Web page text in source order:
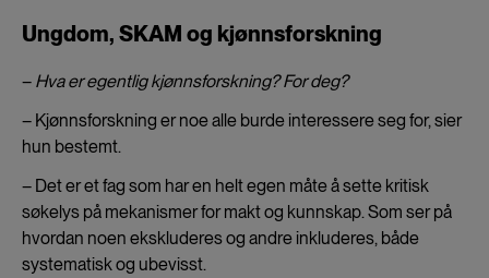
Ungdom, SKAM og kjønnsforskning
– Hva er egentlig kjønnsforskning? For deg?
– Kjønnsforskning er noe alle burde interessere seg for, sier
hun bestemt.
– Det er et fag som har en helt egen måte å sette kritisk
søkelys på mekanismer for makt og kunnskap. Som ser på
hvordan noen ekskluderes og andre inkluderes, både
systematisk og ubevisst.